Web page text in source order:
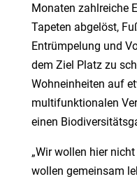
Monaten zahlreiche
Tapeten abgelöst,
Entrümpelung und
dem Ziel Platz zu
Wohneinheiten auf
multifunktionalen
einen
„Wir wollen hier
wollen gemeinsam